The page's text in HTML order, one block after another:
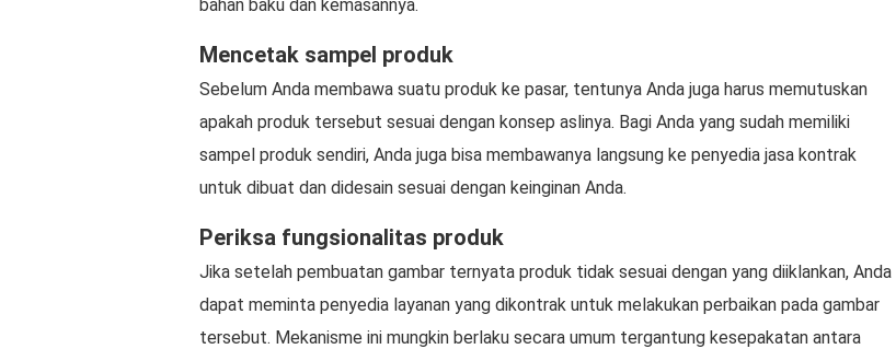
bahan baku dan kemasannya.
Mencetak sampel produk
Sebelum Anda membawa suatu produk ke pasar, tentunya Anda juga harus memutuskan
apakah produk tersebut sesuai dengan konsep aslinya. Bagi Anda yang sudah memiliki
sampel produk sendiri, Anda juga bisa membawanya langsung ke penyedia jasa kontrak
untuk dibuat dan didesain sesuai dengan keinginan Anda.
Periksa fungsionalitas produk
Jika setelah pembuatan gambar ternyata produk tidak sesuai dengan yang diiklankan, Anda
dapat meminta penyedia layanan yang dikontrak untuk melakukan perbaikan pada gambar
tersebut. Mekanisme ini mungkin berlaku secara umum tergantung kesepakatan antara